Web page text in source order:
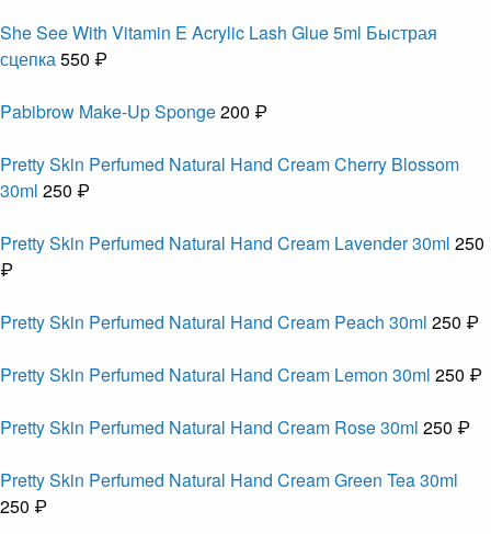
She See With Vitamin E Acrylic Lash Glue 5ml Быстрая
сцепка550 ₽
Pabibrow Make-Up Sponge200 ₽
Pretty Skin Perfumed Natural Hand Cream Cherry Blossom
30ml 250 ₽
Pretty Skin Perfumed Natural Hand Cream Lavender 30ml 250
₽
Pretty Skin Perfumed Natural Hand Cream Peach 30ml 250 ₽
Pretty Skin Perfumed Natural Hand Cream Lemon 30ml 250 ₽
Pretty Skin Perfumed Natural Hand Cream Rose 30ml 250 ₽
Pretty Skin Perfumed Natural Hand Cream Green Tea 30ml
250 ₽